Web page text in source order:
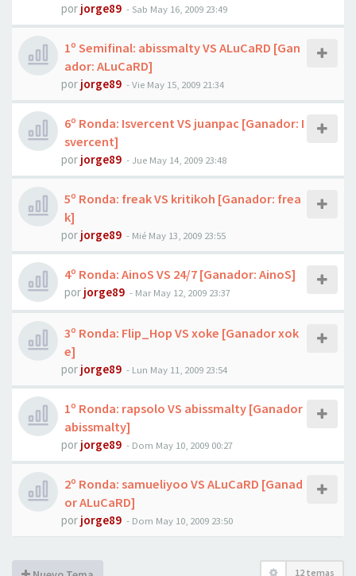
por jorge89 - Sab May 16, 2009 23:49
1º Semifinal: abissmalty VS ALuCaRD [Gan
ador: ALuCaRD]
por jorge89 -Vie May 15, 2009 21:34
6º Ronda: Isvercent VS juanpac [Ganador: I
svercent]
por jorge89 -Jue May 14, 2009 23:48
5º Ronda: freak VS kritikoh [Ganador: frea
k]
por jorge89 - Mié May 13, 2009 23:55
4º Ronda: AinoS VS 24/7 [Ganador: AinoS]
por jorge89 - Mar May 12, 2009 23:37
3º Ronda: Flip_Hop VS xoke [Ganador xok
e]
por jorge89 - Lun May 11, 2009 23:54
1º Ronda: rapsolo VS abissmalty [Ganador
abissmalty]
por jorge89 - Dom May 10, 2009 00:27
2º Ronda: samueliyoo VS ALuCaRD [Ganad
or ALuCaRD]
por jorge89 - Dom May 10, 2009 23:50
12 temas